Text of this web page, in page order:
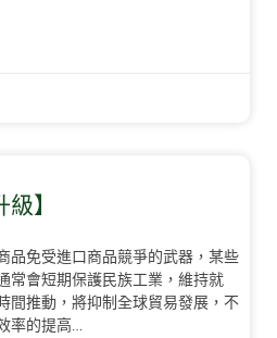
】
品免受進口商品競爭的武器，某些
常會短期保護民族工業，維持就
間推動，將抑制全球貿易發展，不
率的提高…